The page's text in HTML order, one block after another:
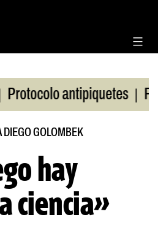
antipiquetes | FATE
DIEGO GOLOMBEK
hay
ciencia»